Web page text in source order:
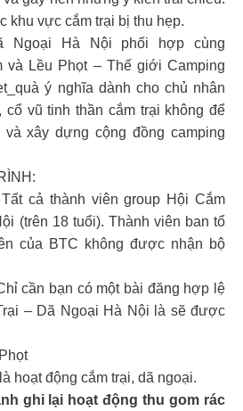
khu vực cắm trại bị thu hẹp.
Ngoại Hà Nội phối hợp cùng
và Lều Phọt – Thế giới Camping
ý nghĩa dành cho chủ nhân
vũ tinh thần cắm trại không để
và xây dựng cộng đồng camping
cả thành viên group Hội Cắm
(trên 18 tuổi). Thành viên ban tổ
của BTC không được nhận bộ
cần bạn có một bài đăng hợp lệ
– Dã Ngoại Hà Nội là sẽ được
hoạt động cắm trại, dã ngoại.
ghi lại hoạt động thu gom rác